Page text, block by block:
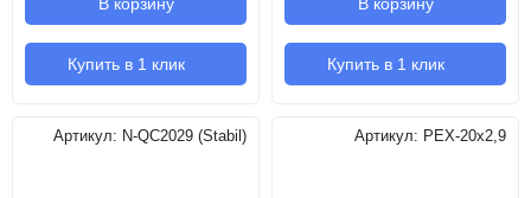
Купить в 1 клик Купить в 1 клик
Артикул: N-QC2029 (Stabil) Артикул: PEX-20х2,9